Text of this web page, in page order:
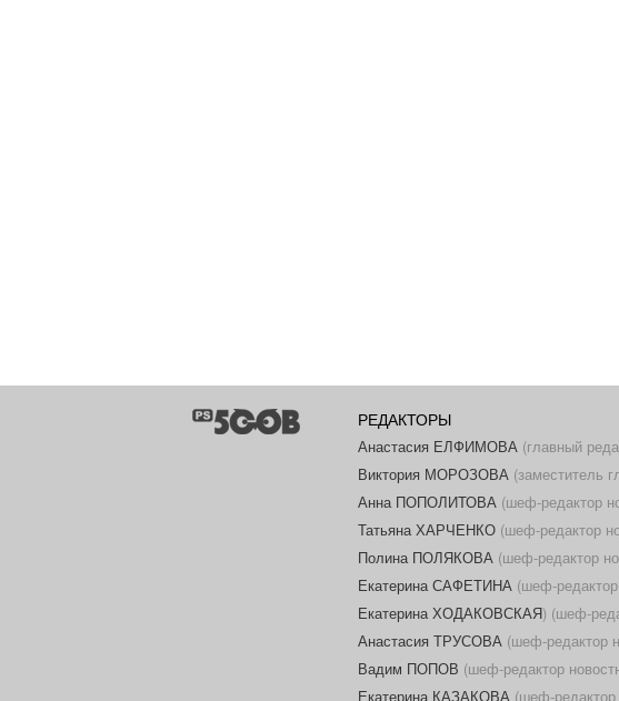
РЕДАКТОРЫ
Анастасия ЕЛФИМОВА (главный
Виктория МОРОЗОВА (заместитель
Анна ПОПОЛИТОВА (шеф-редактор
Татьяна ХАРЧЕНКО (шеф-редактор
Полина ПОЛЯКОВА (шеф-редактор
Екатерина САФЕТИНА (шеф-
Екатерина ХОДАКОВСКАЯ) (шеф-
Анастасия ТРУСОВА (шеф-редактор
Вадим ПОПОВ (шеф-редактор
Екатерина КАЗАКОВА (шеф-редактор